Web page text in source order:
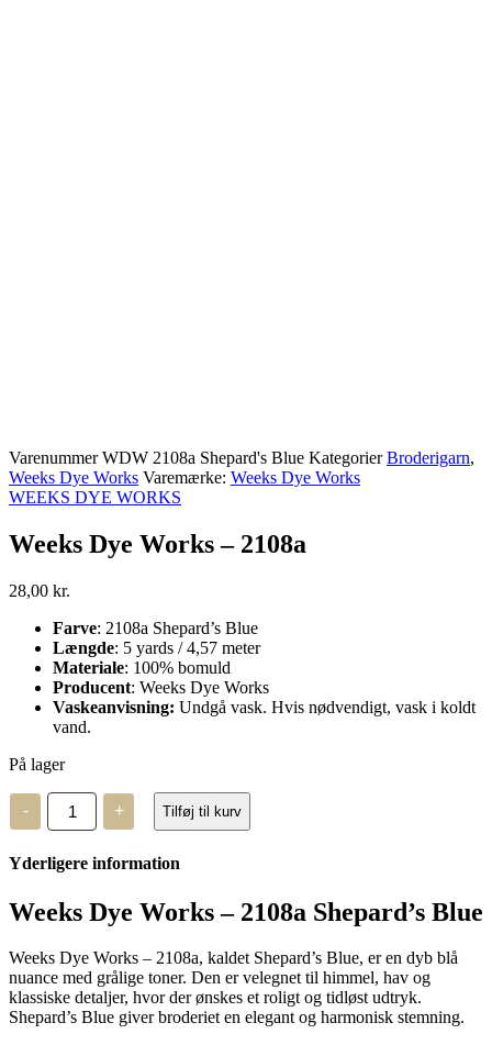
VarenummerWDW 2108a Shepard's Blue Kategorier Broderigarn,
Weeks Dye Works Varemærke: Weeks Dye Works
WEEKS DYE WORKS
Weeks Dye Works – 2108a
28,00 kr.
Farve: 2108a Shepard’s Blue
Længde: 5 yards / 4,57 meter
Materiale: 100% bomuld
Producent: Weeks Dye Works
Vaskeanvisning: Undgå vask. Hvis nødvendigt, vask i koldt
vand.
På lager
-
Weeks
Dye
Works
–
2108a
+ Tilføj til kurv
Yderligere information
Weeks Dye Works – 2108a Shepard’s Blue
Weeks Dye Works – 2108a, kaldet Shepard’s Blue, er en dyb blå
nuance med grålige toner. Den er velegnet til himmel, hav og
klassiske detaljer, hvor der ønskes et roligt og tidløst udtryk.
Shepard’s Blue giver broderiet en elegant og harmonisk stemning.